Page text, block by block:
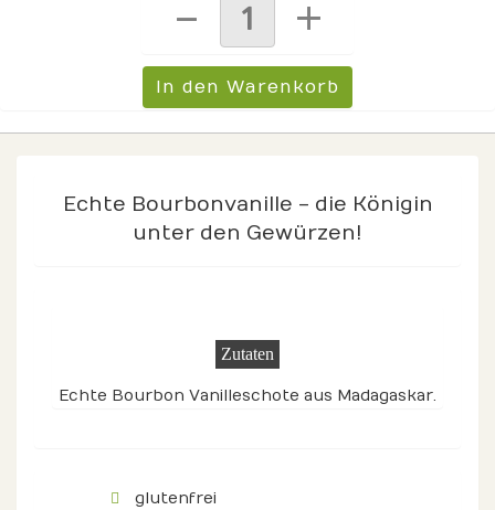
Echte Bourbonvanille - die Königin
unter den Gewürzen!
Zutaten
Echte Bourbon Vanilleschote aus Madagaskar.
glutenfrei